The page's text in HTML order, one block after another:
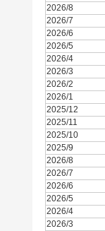
2026/8
2026/7
2026/6
2026/5
2026/4
2026/3
2026/2
2026/1
2025/12
2025/11
2025/10
2025/9
2026/8
2026/7
2026/6
2026/5
2026/4
2026/3